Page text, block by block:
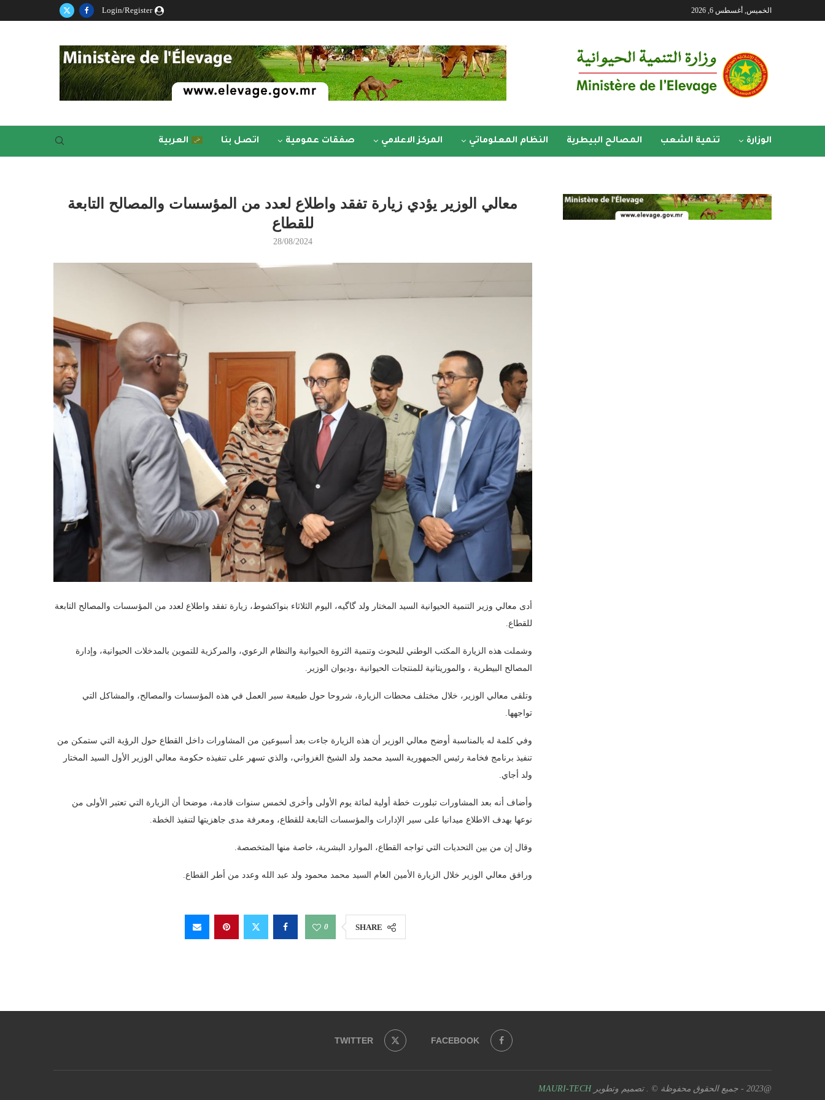
الخميس, أغسطس 6, 2026 Login/Register
الوزارة تنمية الشعب المصالح البيطرية النظام المعلوماتي المركز الاعلامي صفقات عمومية اتصل بنا العربية
معالي الوزير يؤدي زيارة تفقد واطلاع لعدد من المؤسسات والمصالح التابعة
للقطاع
28/08/2024
أدى معالي وزير التنمية الحيوانية السيد المختار ولد گاگيه، اليوم الثلاثاء بنواكشوط، زيارة تفقد واطلاع لعدد من المؤسسات والمصالح التابعة
للقطاع.
وشملت هذه الزيارة المكتب الوطني للبحوث وتنمية الثروة الحيوانية والنظام الرعوي، والمركزية للتموين بالمدخلات الحيوانية، وإدارة
المصالح البيطرية ، والموريتانية للمنتجات الحيوانية ،وديوان الوزير.
وتلقى معالي الوزير، خلال مختلف محطات الزيارة، شروحا حول طبيعة سير العمل في هذه المؤسسات والمصالح، والمشاكل التي
تواجهها.
وفي كلمة له بالمناسبة أوضح معالي الوزير أن هذه الزيارة جاءت بعد أسبوعين من المشاورات داخل القطاع حول الرؤية التي ستمكن من
تنفيذ برنامج فخامة رئيس الجمهورية السيد محمد ولد الشيخ الغزواني، والذي تسهر على تنفيذه حكومة معالي الوزير الأول السيد المختار
ولد أجاي.
وأضاف أنه بعد المشاورات تبلورت خطة أولية لمائة يوم الأولى وأخرى لخمس سنوات قادمة، موضحا أن الزيارة التي تعتبر الأولى من
نوعها بهدف الاطلاع ميدانيا على سير الإدارات والمؤسسات التابعة للقطاع، ومعرفة مدى جاهزيتها لتنفيذ الخطة.
وقال إن من بين التحديات التي تواجه القطاع، الموارد البشرية، خاصة منها المتخصصة.
ورافق معالي الوزير خلال الزيارة الأمين العام السيد محمد محمود ولد عبد الله وعدد من أطر القطاع.
SHARE
0
FACEBOOK
TWITTER
@2023 - جميع الحقوق محفوظة © . تصميم وتطوير MAURI-TECH